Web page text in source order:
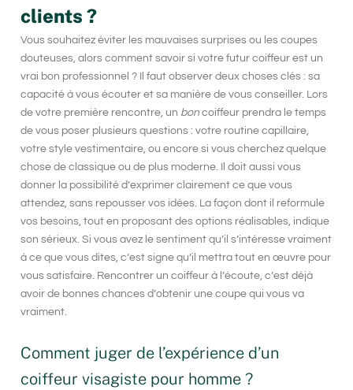
clients ?
Vous souhaitez éviter les mauvaises surprises ou les coupes
douteuses, alors comment savoir si votre futur coiffeur est un
vrai bon professionnel ? Il faut observer deux choses clés : sa
capacité à vous écouter et sa manière de vous conseiller. Lors
de votre première rencontre, un bon coiffeur prendra le temps
de vous poser plusieurs questions : votre routine capillaire,
votre style vestimentaire, ou encore si vous cherchez quelque
chose de classique ou de plus moderne. Il doit aussi vous
donner la possibilité d’exprimer clairement ce que vous
attendez, sans repousser vos idées. La façon dont il reformule
vos besoins, tout en proposant des options réalisables, indique
son sérieux. Si vous avez le sentiment qu’il s’intéresse vraiment
à ce que vous dites, c’est signe qu’il mettra tout en œuvre pour
vous satisfaire. Rencontrer un coiffeur à l’écoute, c’est déjà
avoir de bonnes chances d’obtenir une coupe qui vous va
vraiment.
Comment juger de l’expérience d’un
coiffeur visagiste pour homme ?